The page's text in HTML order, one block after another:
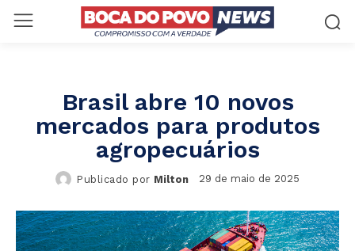
Brasil abre 10 novos
mercados para produtos
agropecuários
Publicado por Milton 29 de maio de 2025